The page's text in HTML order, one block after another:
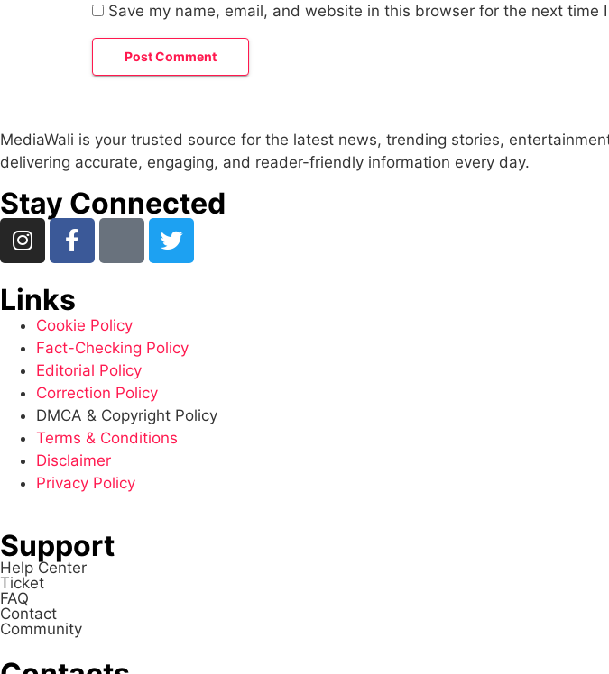
Save my name, email, and website in this browser for the next time
MediaWali is your trusted source for the latest news, trending stories,
delivering accurate, engaging, and reader-friendly information every day.
Stay Connected
Links
Cookie Policy
Fact-Checking Policy
Editorial Policy
Correction Policy
DMCA & Copyright Policy
Terms & Conditions
Disclaimer
Privacy Policy
Support
Help Center
Ticket
FAQ
Contact
Community